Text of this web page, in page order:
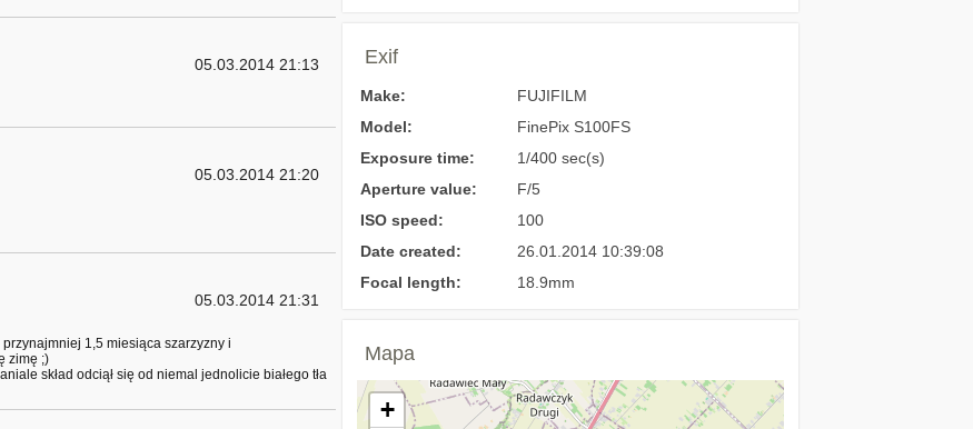
05.03.2014 21:13
05.03.2014 21:20
05.03.2014 21:31
1,5 miesiąca szarzyzny i
zimę ;)
skład odciął się od niemal jednolicie białego tła
Exif
Make:
FUJIFILM
Model:
FinePix S100FS
Exposure time:
1/400 sec(s)
Aperture value:
F/5
ISO speed:
100
Date created:
26.01.2014 10:39:08
Focal length:
18.9mm
Mapa
+